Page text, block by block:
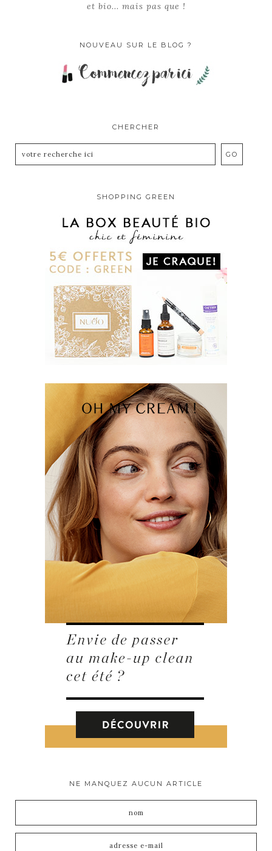
et bio... mais pas que !
NOUVEAU SUR LE BLOG ?
CHERCHER
SHOPPING GREEN
NE MANQUEZ AUCUN ARTICLE